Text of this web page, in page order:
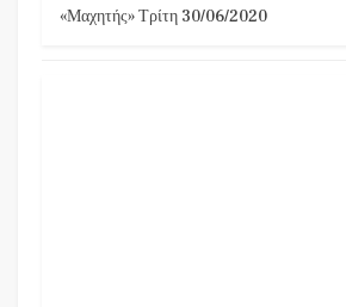
«Μαχητής» Τρίτη 30/06/2020